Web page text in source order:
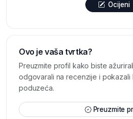
Ocijeni
Ovo je vaša tvrtka?
Preuzmite profil kako biste
odgovarali na recenzije i pokazali
poduzeća.
Preuzmite